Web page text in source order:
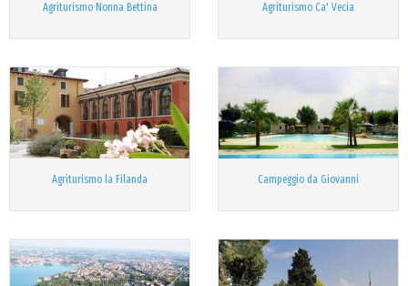
Agriturismo Nonna Bettina Agriturismo Ca' Vecia
Agriturismo la Filanda Campeggio da Giovanni